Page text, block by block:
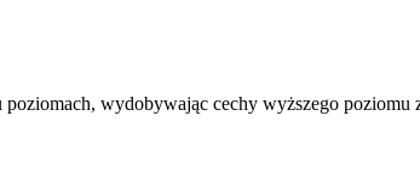
wydobywając cechy wyższego poziomu